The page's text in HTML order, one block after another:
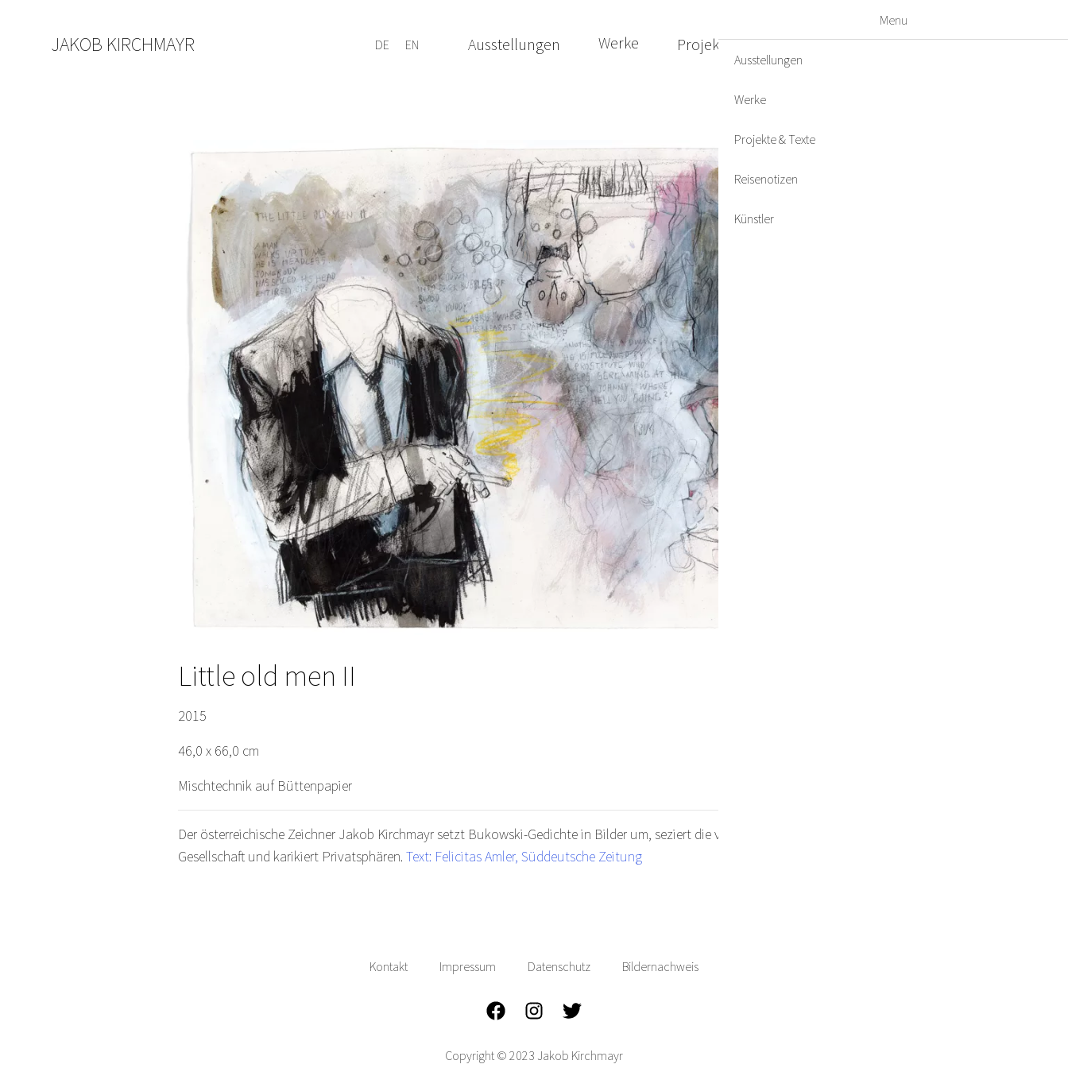
JAKOB KIRCHMAYR DE EN Ausstellungen Werke Projekte & Texte Reisenotizen Künstler
Little old men II
2015
46,0 x 66,0 cm
Mischtechnik auf Büttenpapier
Der österreichische Zeichner Jakob Kirchmayr setzt Bukowski-Gedichte in Bilder um, seziert die vermeintlich bessere
Gesellschaft und karikiert Privatsphären. Text: Felicitas Amler, Süddeutsche Zeitung
Kontakt Impressum Datenschutz Bildernachweis
FacebookInstagramTwitter
Copyright © 2023 Jakob Kirchmayr
Menu
Ausstellungen
Werke
Projekte & Texte
Reisenotizen
Künstler